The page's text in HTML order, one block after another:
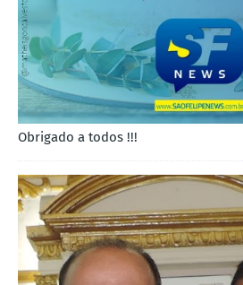
Obrigado a todos !!!